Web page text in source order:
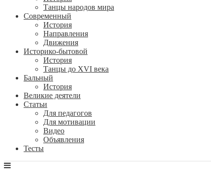
Танцы народов мира
Современный
История
Направления
Движения
Историко-бытовой
История
Танцы до XVI века
Бальный
История
Великие деятели
Статьи
Для педагогов
Для мотивации
Видео
Объявления
Тесты